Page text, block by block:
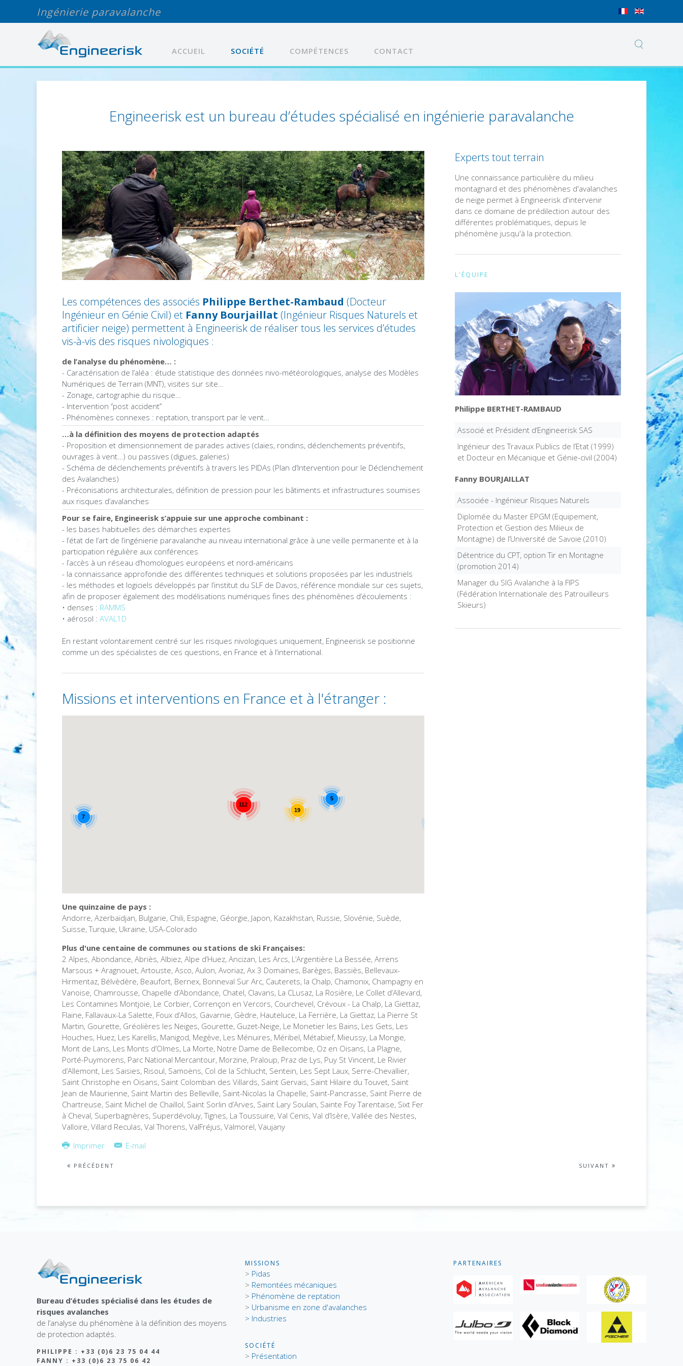
Ingénierie paravalanche
ACCUEIL SOCIÉTÉ COMPÉTENCES CONTACT
Engineerisk est un bureau d’études spécialisé en ingénierie paravalanche
Les compétences des associés Philippe Berthet-Rambaud (Docteur
Ingénieur en Génie Civil) et Fanny Bourjaillat (Ingénieur Risques Naturels et
artificier neige) permettent à Engineerisk de réaliser tous les services d’études
vis-à-vis des risques nivologiques :
de l’analyse du phénomène… :
- Caractérisation de l’aléa : étude statistique des données nivo-météorologiques, analyse des Modèles
Numériques de Terrain (MNT), visites sur site…
- Zonage, cartographie du risque…
- Intervention ‘’post accident’’
- Phénomènes connexes : reptation, transport par le vent…
…à la définition des moyens de protection adaptés
- Proposition et dimensionnement de parades actives (claies, rondins, déclenchements préventifs,
ouvrages à vent…) ou passives (digues, galeries)
- Schéma de déclenchements préventifs à travers les PIDAs (Plan d’Intervention pour le Déclenchement
des Avalanches)
- Préconisations architecturales, définition de pression pour les bâtiments et infrastructures soumises
aux risques d’avalanches
Pour se faire, Engineerisk s’appuie sur une approche combinant :
- les bases habituelles des démarches expertes
- l’état de l’art de l’ingénierie paravalanche au niveau international grâce à une veille permanente et à la
participation régulière aux conférences
- l’accès à un réseau d’homologues européens et nord-américains
- la connaissance approfondie des différentes techniques et solutions proposées par les industriels
- les méthodes et logiciels développés par l’institut du SLF de Davos, référence mondiale sur ces sujets,
afin de proposer également des modélisations numériques fines des phénomènes d’écoulements :
• denses : RAMMS
• aérosol : AVAL1D
En restant volontairement centré sur les risques nivologiques uniquement, Engineerisk se positionne
comme un des spécialistes de ces questions, en France et à l’international.
Missions et interventions en France et à l'étranger :
112
7
5
19
Une quinzaine de pays :
Andorre, Azerbaïdjan, Bulgarie, Chili, Espagne, Géorgie, Japon, Kazakhstan, Russie, Slovénie, Suède,
Suisse, Turquie, Ukraine, USA-Colorado
Plus d'une centaine de communes ou stations de ski Françaises:
2 Alpes, Abondance, Abriès, Albiez, Alpe d’Huez, Ancizan, Les Arcs, L’Argentière La Bessée, Arrens
Marsous + Aragnouet, Artouste, Asco, Aulon, Avoriaz, Ax 3 Domaines, Barèges, Bassiès, Bellevaux-
Hirmentaz, Bélvèdère, Beaufort, Bernex, Bonneval Sur Arc, Cauterets, la Chalp, Chamonix, Champagny en
Vanoise, Chamrousse, Chapelle d’Abondance, Chatel, Clavans, La CLusaz, La Rosière, Le Collet d’Allevard,
Les Contamines Montjoie, Le Corbier, Corrençon en Vercors, Courchevel, Crévoux - La Chalp, La Giettaz,
Flaine, Fallavaux-La Salette, Foux d’Allos, Gavarnie, Gèdre, Hauteluce, La Ferrière, La Giettaz, La Pierre St
Martin, Gourette, Gréolières les Neiges, Gourette, Guzet-Neige, Le Monetier les Bains, Les Gets, Les
Houches, Huez, Les Karellis, Manigod, Megève, Les Ménuires, Méribel, Métabief, Mieussy, La Mongie,
Mont de Lans, Les Monts d’Olmes, La Morte, Notre Dame de Bellecombe, Oz en Oisans, La Plagne,
Porté-Puymorens, Parc National Mercantour, Morzine, Praloup, Praz de Lys, Puy St Vincent, Le Rivier
d’Allemont, Les Saisies, Risoul, Samoëns, Col de la Schlucht, Sentein, Les Sept Laux, Serre-Chevallier,
Saint Christophe en Oisans, Saint Colomban des Villards, Saint Gervais, Saint Hilaire du Touvet, Saint
Jean de Maurienne, Saint Martin des Belleville, Saint-Nicolas la Chapelle, Saint-Pancrasse, Saint Pierre de
Chartreuse, Saint Michel de Chaillol, Saint Sorlin d’Arves, Saint Lary Soulan, Sainte Foy Tarentaise, Sixt Fer
à Cheval, Superbagnères, Superdévoluy, Tignes, La Toussuire, Val Cenis, Val d’Isère, Vallée des Nestes,
Valloire, Villard Reculas, Val Thorens, ValFréjus, Valmorel, Vaujany
Experts tout terrain
Une connaissance particulière du milieu
montagnard et des phénomènes d'avalanches
de neige permet à Engineerisk d'intervenir
dans ce domaine de prédilection autour des
différentes problématiques, depuis le
phénomène jusqu'à la protection.
L'ÉQUIPE
Philippe BERTHET-RAMBAUD
Associé et Président d’Engineerisk SAS
Ingénieur des Travaux Publics de l’Etat (1999)
et Docteur en Mécanique et Génie-civil (2004)
Fanny BOURJAILLAT
Associée - Ingénieur Risques Naturels
Diplomée du Master EPGM (Equipement,
Protection et Gestion des Milieux de
Montagne) de l’Université de Savoie (2010)
Détentrice du CPT, option Tir en Montagne
(promotion 2014)
Manager du SIG Avalanche à la FIPS
(Fédération Internationale des Patrouilleurs
Skieurs)
Imprimer E-mail
PRÉCÉDENT SUIVANT
Bureau d’études spécialisé dans les études de
risques avalanches
de l’analyse du phénomène à la définition des moyens
de protection adaptés.
PHILIPPE : +33 (0)6 23 75 04 44
FANNY : +33 (0)6 23 75 06 42
MISSIONS
> Pidas
> Remontées mécaniques
> Phénomène de reptation
> Urbanisme en zone d'avalanches
> Industries
SOCIÉTÉ
> Présentation
PARTENAIRES